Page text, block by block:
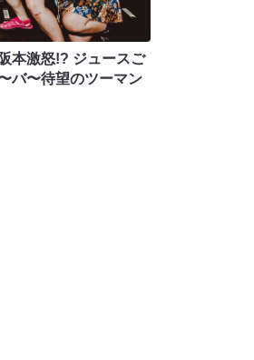
本激怒!? ジュースご
バ〜待望のツーマン